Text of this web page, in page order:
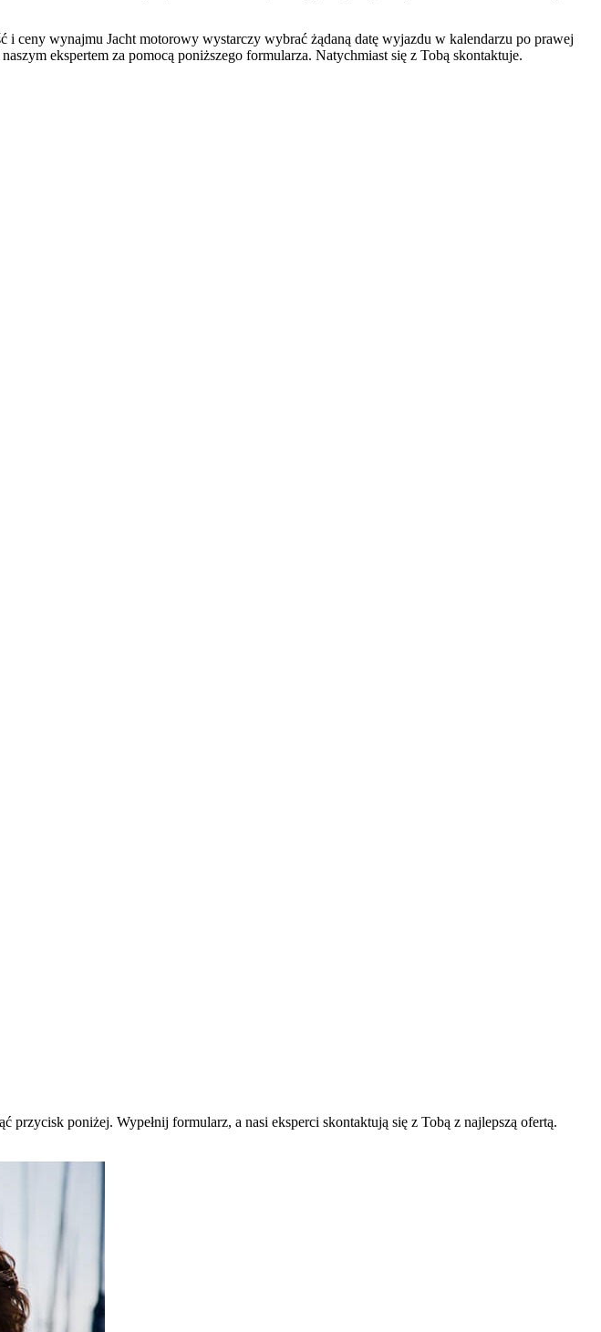
ceny wynajmu Jacht motorowy wystarczy wybrać żądaną datę wyjazdu w kalendarzu po prawej
ekspertem za pomocą poniższego formularza. Natychmiast się z Tobą skontaktuje.
poniżej. Wypełnij formularz, a nasi eksperci skontaktują się z Tobą z najlepszą ofertą.